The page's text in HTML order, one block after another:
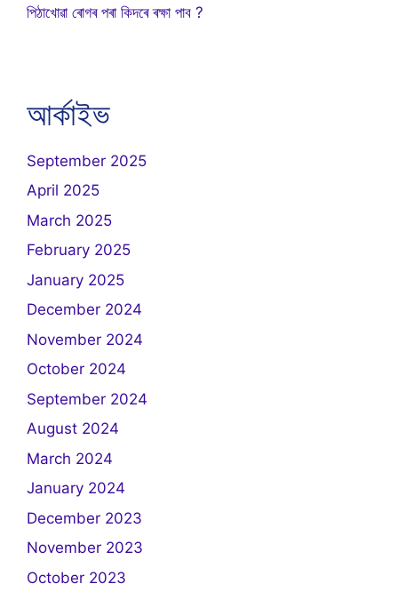
পিঠাখোৱা ৰোগৰ পৰা কিদৰে ৰক্ষা পাব ?
আৰ্কাইভ
September 2025
April 2025
March 2025
February 2025
January 2025
December 2024
November 2024
October 2024
September 2024
August 2024
March 2024
January 2024
December 2023
November 2023
October 2023